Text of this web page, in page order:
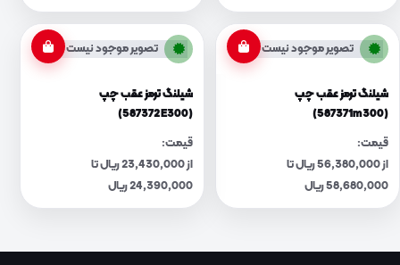
تصویر موجود نیست
شیلنگ ترمز عقب چپ
(587371m300)
قیمت:
از 56,380,000 ریال تا
58,680,000 ریال
تصویر موجود نیست
شیلنگ ترمز عقب چپ
(587372E300)
قیمت:
از 23,430,000 ریال تا
24,390,000 ریال